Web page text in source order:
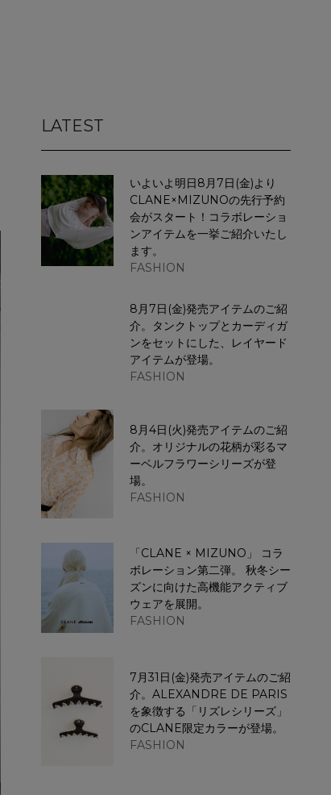
LATEST
いよいよ明日8月7日(金)より
CLANE×MIZUNOの先行予約
会がスタート！コラボレーショ
ンアイテムを一挙ご紹介いたし
ます。
FASHION
8月7日(金)発売アイテムのご紹
介。タンクトップとカーディガ
ンをセットにした、レイヤード
アイテムが登場。
FASHION
8月4日(火)発売アイテムのご紹
介。オリジナルの花柄が彩るマ
ーベルフラワーシリーズが登
場。
FASHION
「CLANE × MIZUNO」 コラ
ボレーション第二弾。 秋冬シー
ズンに向けた高機能アクティブ
ウェアを展開。
FASHION
7月31日(金)発売アイテムのご紹
介。ALEXANDRE DE PARIS
を象徴する「リズレシリーズ」
のCLANE限定カラーが登場。
FASHION